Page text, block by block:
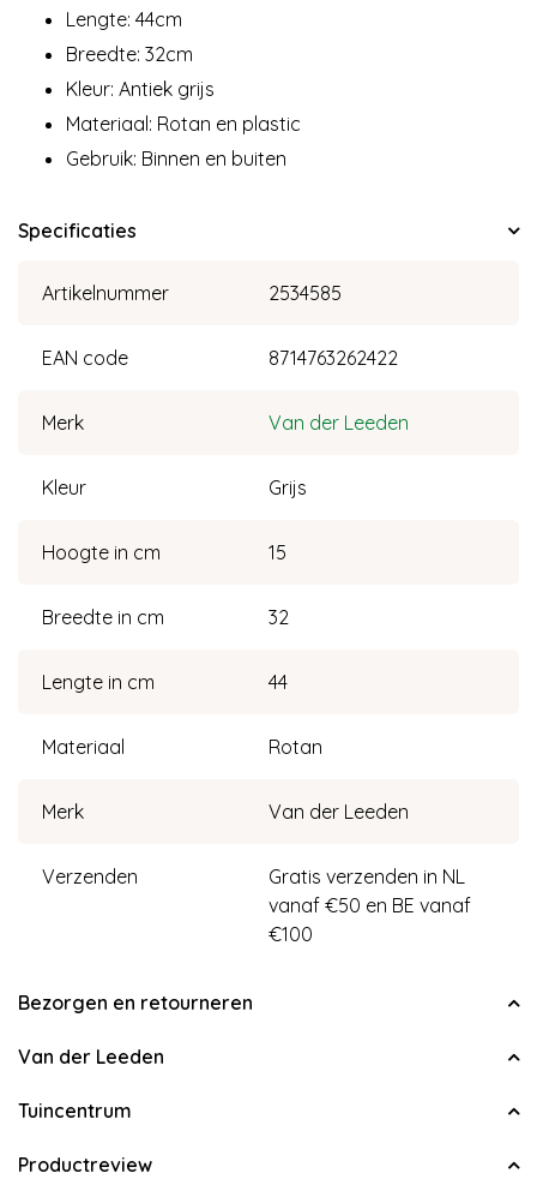
Lengte: 44cm
Breedte: 32cm
Kleur: Antiek grijs
Materiaal: Rotan en plastic
Gebruik: Binnen en buiten
Specificaties
Artikelnummer 2534585
EAN code 8714763262422
Merk Van der Leeden
Kleur Grijs
Hoogte in cm 15
Breedte in cm 32
Lengte in cm 44
Materiaal Rotan
Merk Van der Leeden
Verzenden
Gratis verzenden in NL
vanaf €50 en BE vanaf
€100
Bezorgen en retourneren
Van der Leeden
Tuincentrum
Productreview